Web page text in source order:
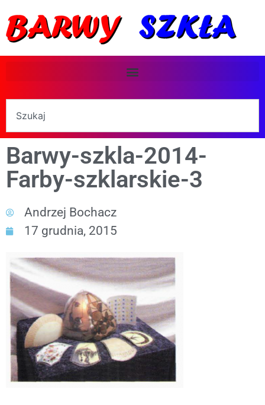
Barwy-szkla-2014-
Farby-szklarskie-3
Andrzej Bochacz
17 grudnia, 2015